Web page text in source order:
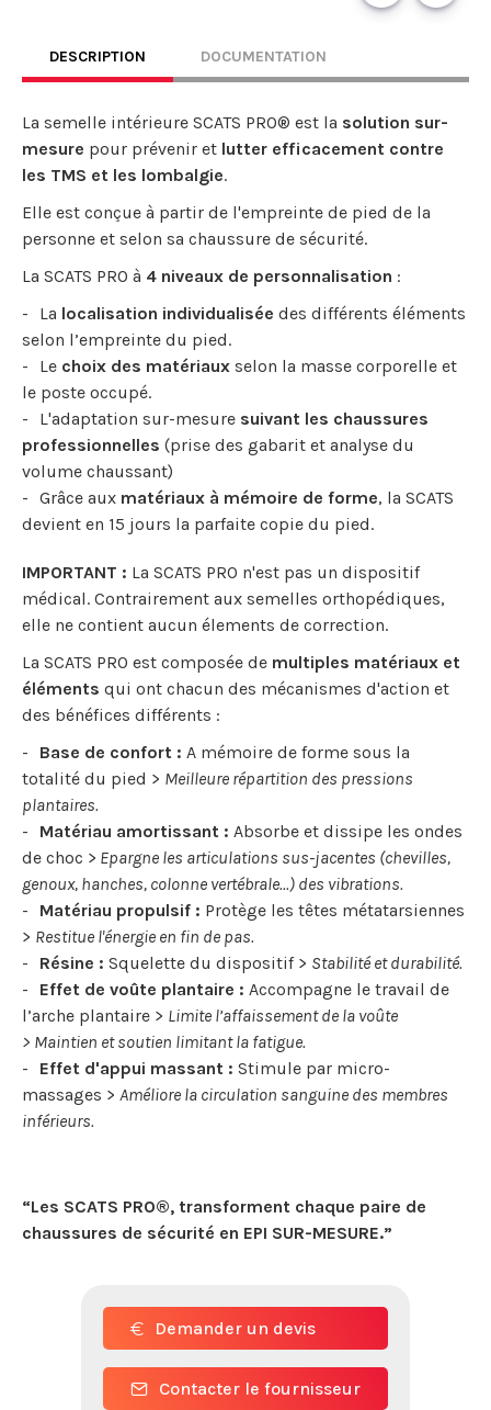
DESCRIPTION DOCUMENTATION
La semelle intérieure SCATS PRO® est la solution sur-
mesure pour prévenir et lutter efficacement contre
les TMS et les lombalgie.
Elle est conçue à partir de l'empreinte de pied de la
personne et selon sa chaussure de sécurité.
La SCATS PRO à 4 niveaux de personnalisation :
La localisation individualisée des différents éléments
selon l’empreinte du pied.
Le choix des matériaux selon la masse corporelle et
le poste occupé.
L'adaptation sur-mesure suivant les chaussures
professionnelles (prise des gabarit et analyse du
volume chaussant)
Grâce aux matériaux à mémoire de forme, la SCATS
devient en 15 jours la parfaite copie du pied.
IMPORTANT : La SCATS PRO n'est pas un dispositif
médical. Contrairement aux semelles orthopédiques,
elle ne contient aucun élements de correction.
La SCATS PRO est composée de multiples matériaux et
éléments qui ont chacun des mécanismes d'action et
des bénéfices différents :
Base de confort : A mémoire de forme sous la
totalité du pied > Meilleure répartition des pressions
plantaires.
Matériau amortissant : Absorbe et dissipe les ondes
de choc > Epargne les articulations sus-jacentes (chevilles,
genoux, hanches, colonne vertébrale...) des vibrations.
Matériau propulsif : Protège les têtes métatarsiennes
> Restitue l'énergie en fin de pas.
Résine : Squelette du dispositif > Stabilité et durabilité.
Effet de voûte plantaire : Accompagne le travail de
l’arche plantaire > Limite l’affaissement de la voûte
> Maintien et soutien limitant la fatigue.
Effet d'appui massant : Stimule par micro-
massages > Améliore la circulation sanguine des membres
inférieurs.
“Les SCATS PRO®, transforment chaque paire de
chaussures de sécurité en EPI SUR-MESURE.”
Demander un devis
Contacter le fournisseur